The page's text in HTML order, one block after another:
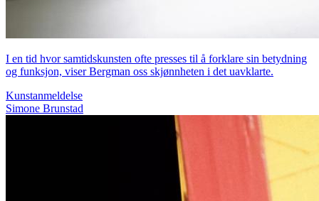
I en tid hvor samtidskunsten ofte presses til å forklare sin betydning
og funksjon, viser Bergman oss skjønnheten i det uavklarte.
Kunstanmeldelse
Simone Brunstad